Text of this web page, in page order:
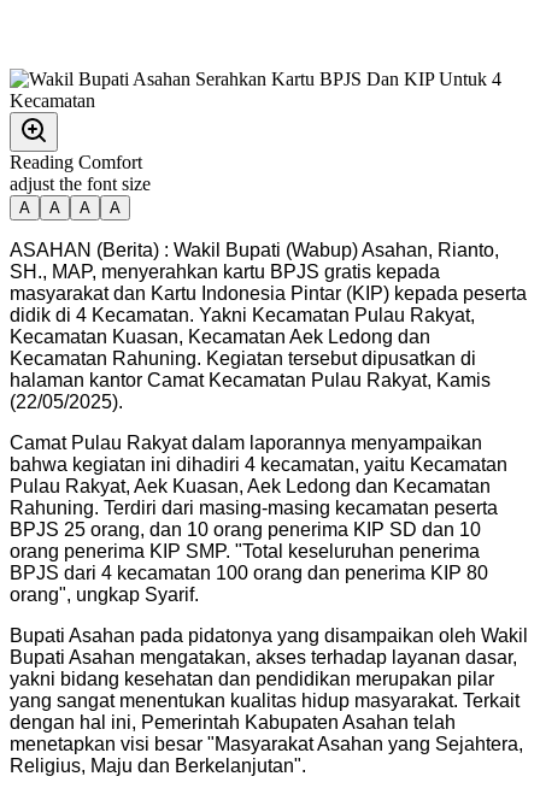
Reading Comfort
adjust the font size
A A A A
ASAHAN (Berita) : Wakil Bupati (Wabup) Asahan, Rianto,
SH., MAP, menyerahkan kartu BPJS gratis kepada
masyarakat dan Kartu Indonesia Pintar (KIP) kepada peserta
didik di 4 Kecamatan. Yakni Kecamatan Pulau Rakyat,
Kecamatan Kuasan, Kecamatan Aek Ledong dan
Kecamatan Rahuning. Kegiatan tersebut dipusatkan di
halaman kantor Camat Kecamatan Pulau Rakyat, Kamis
(22/05/2025).
Camat Pulau Rakyat dalam laporannya menyampaikan
bahwa kegiatan ini dihadiri 4 kecamatan, yaitu Kecamatan
Pulau Rakyat, Aek Kuasan, Aek Ledong dan Kecamatan
Rahuning. Terdiri dari masing-masing kecamatan peserta
BPJS 25 orang, dan 10 orang penerima KIP SD dan 10
orang penerima KIP SMP. "Total keseluruhan penerima
BPJS dari 4 kecamatan 100 orang dan penerima KIP 80
orang", ungkap Syarif.
Bupati Asahan pada pidatonya yang disampaikan oleh Wakil
Bupati Asahan mengatakan, akses terhadap layanan dasar,
yakni bidang kesehatan dan pendidikan merupakan pilar
yang sangat menentukan kualitas hidup masyarakat. Terkait
dengan hal ini, Pemerintah Kabupaten Asahan telah
menetapkan visi besar "Masyarakat Asahan yang Sejahtera,
Religius, Maju dan Berkelanjutan".